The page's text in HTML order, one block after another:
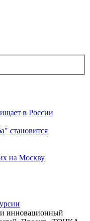
в России
становится
на Москву
инновационный